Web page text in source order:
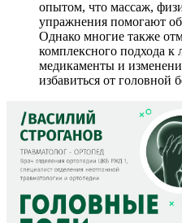
опытом, что массаж,
упражнения помогают
Однако многие также
комплексного подхода к
медикаменты и
избавиться от головной